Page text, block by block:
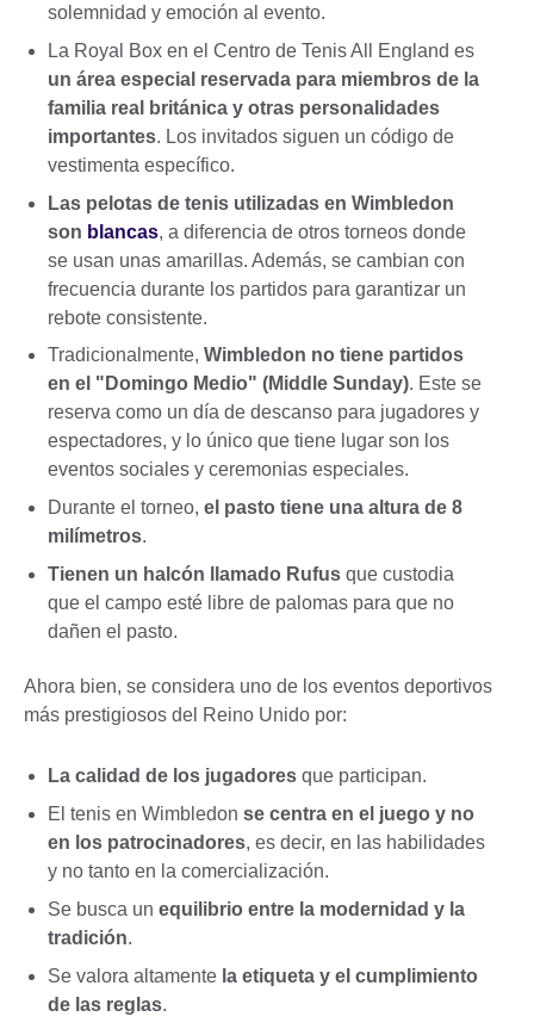
solemnidad y emoción al evento.
La Royal Box en el Centro de Tenis All England es
un área especial reservada para miembros de la
familia real británica y otras personalidades
importantes. Los invitados siguen un código de
vestimenta específico.
Las pelotas de tenis utilizadas en Wimbledon
son blancas, a diferencia de otros torneos donde
se usan unas amarillas. Además, se cambian con
frecuencia durante los partidos para garantizar un
rebote consistente.
Tradicionalmente, Wimbledon no tiene partidos
en el "Domingo Medio" (Middle Sunday). Este se
reserva como un día de descanso para jugadores y
espectadores, y lo único que tiene lugar son los
eventos sociales y ceremonias especiales.
Durante el torneo, el pasto tiene una altura de 8
milímetros.
Tienen un halcón llamado Rufus que custodia
que el campo esté libre de palomas para que no
dañen el pasto.
Ahora bien, se considera uno de los eventos deportivos
más prestigiosos del Reino Unido por:
La calidad de los jugadores que participan.
El tenis en Wimbledon se centra en el juego y no
en los patrocinadores, es decir, en las habilidades
y no tanto en la comercialización.
Se busca un equilibrio entre la modernidad y la
tradición.
Se valora altamente la etiqueta y el cumplimiento
de las reglas.